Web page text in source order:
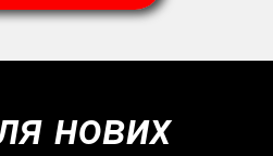
нових